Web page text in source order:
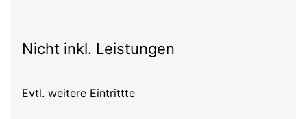
Nicht inkl. Leistungen
Evtl. weitere Eintrittte